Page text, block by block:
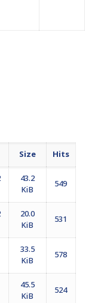
Size Hits
43.2
KiB
549
20.0
KiB
531
33.5
KiB
578
45.5
KiB
524